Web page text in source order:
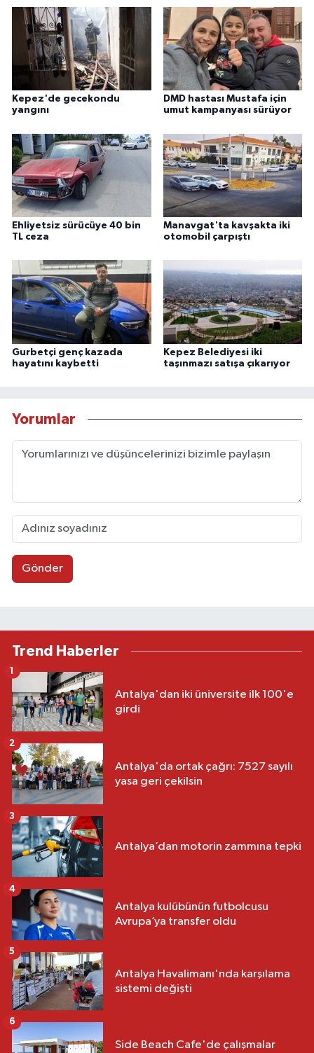
Kepez'de gecekondu
yangını
DMD hastası Mustafa için
umut kampanyası sürüyor
Ehliyetsiz sürücüye 40 bin
TL ceza
Manavgat'ta kavşakta iki
otomobil çarpıştı
Gurbetçi genç kazada
hayatını kaybetti
Kepez Belediyesi iki
taşınmazı satışa çıkarıyor
Yorumlar
Gönder
Trend Haberler
Antalya'dan iki üniversite ilk 100'e
girdi
1
Antalya'da ortak çağrı: 7527 sayılı
yasa geri çekilsin
2
Antalya’dan motorin zammına tepki
3
Antalya kulübünün futbolcusu
Avrupa’ya transfer oldu
4
Antalya Havalimanı'nda karşılama
sistemi değişti
5
Side Beach Cafe'de çalışmalar
6